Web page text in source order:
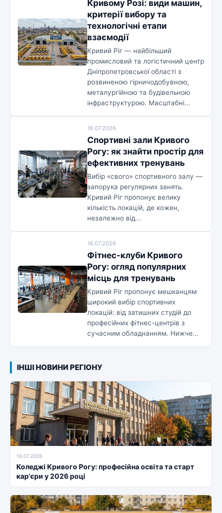
Кривому Розі: види машин,
критерії вибору та
технологічні етапи
взаємодії
Кривий Ріг — найбільший
промисловий та логістичний центр
Дніпропетровської області з
розвиненою гірничодобувною,
металургійною та будівельною
інфраструктурою. Масштабні...
16.07.2026
Спортивні зали Кривого
Рогу: як знайти простір для
ефективних тренувань
Вибір «свого» спортивного залу —
запорука регулярних занять.
Кривий Ріг пропонує велику
кількість локацій, де кожен,
незалежно від...
16.07.2026
Фітнес-клуби Кривого
Рогу: огляд популярних
місць для тренувань
Кривий Ріг пропонує мешканцям
широкий вибір спортивних
локацій: від затишних студій до
професійних фітнес-центрів з
сучасним обладнанням. Нижче...
ІНШІ НОВИНИ РЕГІОНУ
16.07.2026
Коледжі Кривого Рогу: професійна освіта та старт
кар'єри у 2026 році